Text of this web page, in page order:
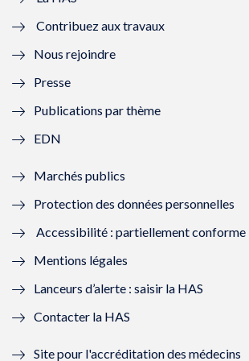
l
l
f
n
ê
t
r
e
)
e
e
n
ê
r
ê
t
e
ê
Contribuez aux travaux
Nous rejoindre
Presse
Publications par thème
EDN
Marchés publics
Protection des données personnelles
Accessibilité : partiellement conforme
Mentions légales
Lanceurs d’alerte : saisir la HAS
Contacter la HAS
Site pour l'accréditation des médecins